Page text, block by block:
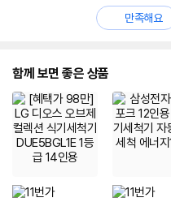
만족해요
함께 보면 좋은 상품